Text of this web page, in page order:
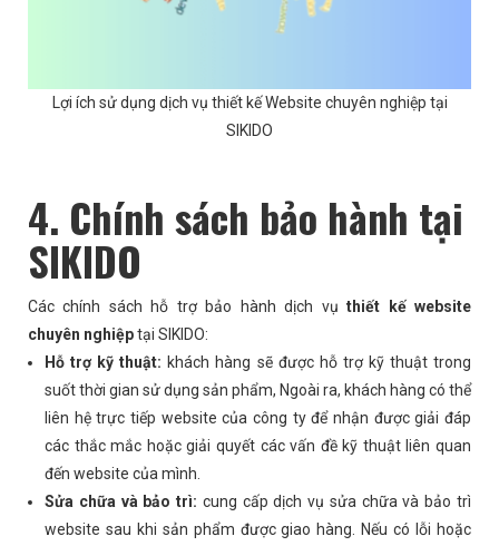
Lợi ích sử dụng dịch vụ thiết kế Website chuyên nghiệp tại
SIKIDO
4. Chính sách bảo hành tại
SIKIDO
Các chính sách hỗ trợ bảo hành dịch vụthiết kế website
chuyên nghiệptại SIKIDO:
Hỗ trợ kỹ thuật: khách hàng sẽ được hỗ trợ kỹ thuật trong
suốt thời gian sử dụng sản phẩm, Ngoài ra, khách hàng có thể
liên hệ trực tiếp website của công ty để nhận được giải đáp
các thắc mắc hoặc giải quyết các vấn đề kỹ thuật liên quan
đến website của mình.
Sửa chữa và bảo trì: cung cấp dịch vụ sửa chữa và bảo trì
website sau khi sản phẩm được giao hàng. Nếu có lỗi hoặc